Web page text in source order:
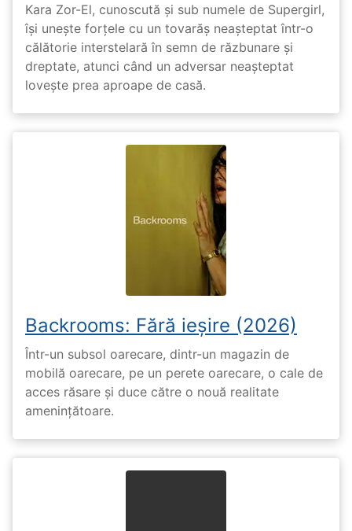
Kara Zor-El, cunoscută și sub numele de Supergirl,
își unește forțele cu un tovarăș neașteptat într-o
călătorie interstelară în semn de răzbunare și
dreptate, atunci când un adversar neașteptat
lovește prea aproape de casă.
Backrooms: Fără ieșire (2026)
Într-un subsol oarecare, dintr-un magazin de
mobilă oarecare, pe un perete oarecare, o cale de
acces răsare și duce către o nouă realitate
amenințătoare.